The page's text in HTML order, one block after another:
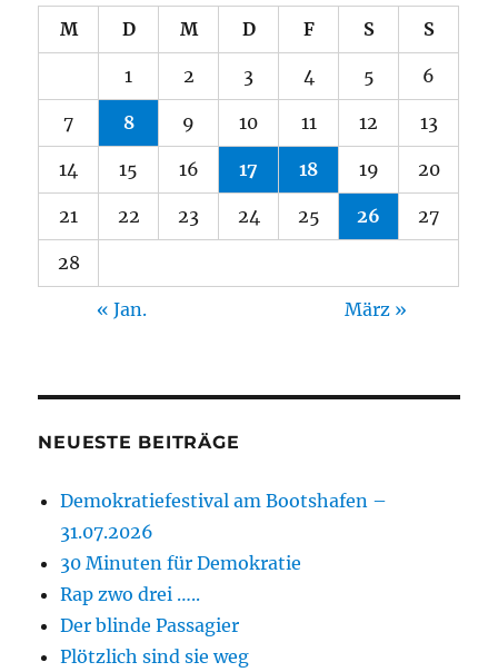
M D M D F S S
1 2 3 4 5 6
7 8 9 10 11 12 13
14 15 16 17 18 19 20
21 22 23 24 25 26 27
28
« Jan. März »
NEUESTE BEITRÄGE
Demokratiefestival am Bootshafen –
31.07.2026
30 Minuten für Demokratie
Rap zwo drei …..
Der blinde Passagier
Plötzlich sind sie weg